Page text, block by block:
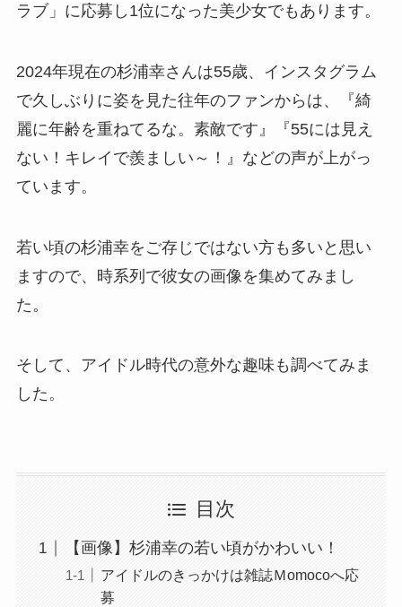
ラブ」に応募し1位になった美少女でもあります。
2024年現在の杉浦幸さんは55歳、インスタグラム
で久しぶりに姿を見た往年のファンからは、『綺
麗に年齢を重ねてるな。素敵です』『55には見え
ない！キレイで羨ましい～！』などの声が上がっ
ています。
若い頃の杉浦幸をご存じではない方も多いと思い
ますので、時系列で彼女の画像を集めてみまし
た。
そして、アイドル時代の意外な趣味も調べてみま
した。
目次
【画像】杉浦幸の若い頃がかわいい！
アイドルのきっかけは雑誌Ｍomocoへ応
募